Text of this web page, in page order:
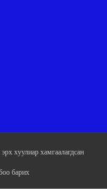
хуулиар хамгаалагдсан
барих